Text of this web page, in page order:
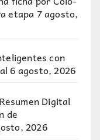
etapa7 agosto,
con
6 agosto, 2026
Digital
de
2026